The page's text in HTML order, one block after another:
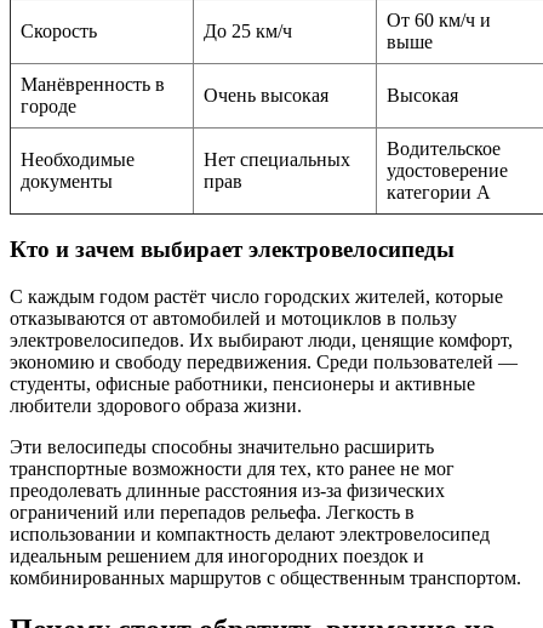
Скорость До 25 км/ч
От 60 км/ч и
выше
Манёвренность в
городе
Очень высокая Высокая
Необходимые
документы
Нет специальных
прав
Водительское
удостоверение
категории A
Кто и зачем выбирает электровелосипеды
С каждым годом растёт число городских жителей, которые
отказываются от автомобилей и мотоциклов в пользу
электровелосипедов. Их выбирают люди, ценящие комфорт,
экономию и свободу передвижения. Среди пользователей —
студенты, офисные работники, пенсионеры и активные
любители здорового образа жизни.
Эти велосипеды способны значительно расширить
транспортные возможности для тех, кто ранее не мог
преодолевать длинные расстояния из-за физических
ограничений или перепадов рельефа. Легкость в
использовании и компактность делают электровелосипед
идеальным решением для иногородних поездок и
комбинированных маршрутов с общественным транспортом.